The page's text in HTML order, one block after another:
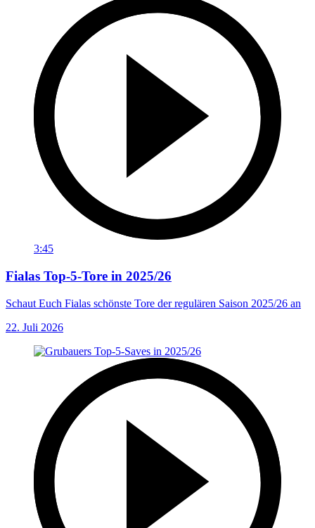
3:45
Fialas Top-5-Tore in 2025/26
Schaut Euch Fialas schönste Tore der regulären Saison 2025/26 an
22. Juli 2026